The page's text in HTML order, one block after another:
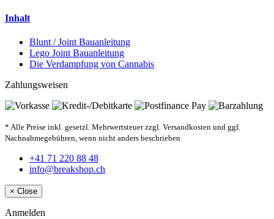
Inhalt
Blunt / Joint Bauanleitung
Lego Joint Bauanleitung
Die Verdampfung von Cannabis
Zahlungsweisen
* Alle Preise inkl. gesetzl. Mehrwertsteuer zzgl. Versandkosten und ggf.
Nachnahmegebühren, wenn nicht anders beschrieben
+41 71 220 88 48
info@breakshop.ch
× Close
Anmelden